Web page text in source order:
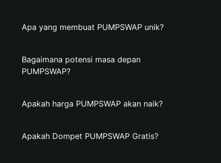
Apa yang membuat PUMPSWAP unik?
Bagaimana potensi masa depan
PUMPSWAP?
Apakah harga PUMPSWAP akan naik?
Apakah Dompet PUMPSWAP Gratis?